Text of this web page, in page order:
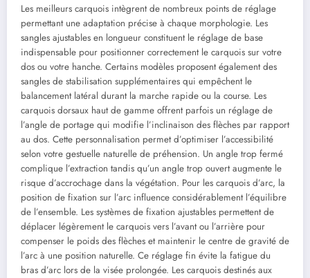
Les meilleurs carquois intègrent de nombreux points de réglage
permettant une adaptation précise à chaque morphologie. Les
sangles ajustables en longueur constituent le réglage de base
indispensable pour positionner correctement le carquois sur votre
dos ou votre hanche. Certains modèles proposent également des
sangles de stabilisation supplémentaires qui empêchent le
balancement latéral durant la marche rapide ou la course. Les
carquois dorsaux haut de gamme offrent parfois un réglage de
l’angle de portage qui modifie l’inclinaison des flèches par rapport
au dos. Cette personnalisation permet d’optimiser l’accessibilité
selon votre gestuelle naturelle de préhension. Un angle trop fermé
complique l’extraction tandis qu’un angle trop ouvert augmente le
risque d’accrochage dans la végétation. Pour les carquois d’arc, la
position de fixation sur l’arc influence considérablement l’équilibre
de l’ensemble. Les systèmes de fixation ajustables permettent de
déplacer légèrement le carquois vers l’avant ou l’arrière pour
compenser le poids des flèches et maintenir le centre de gravité de
l’arc à une position naturelle. Ce réglage fin évite la fatigue du
bras d’arc lors de la visée prolongée. Les carquois destinés aux